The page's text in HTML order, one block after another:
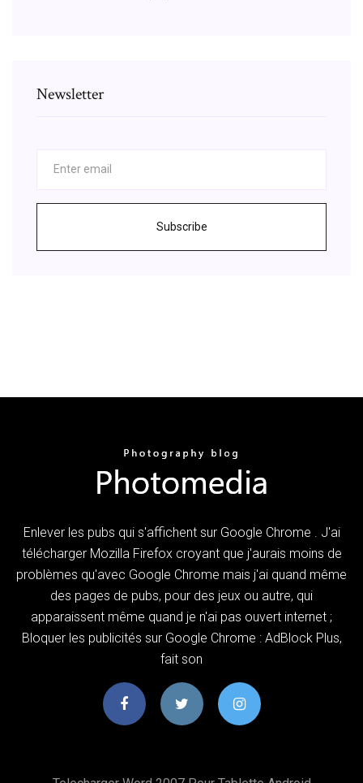
Newsletter
Subscribe
Enlever les pubs qui s'affichent sur Google Chrome . J'ai
télécharger Mozilla Firefox croyant que j'aurais moins de
problèmes qu'avec Google Chrome mais j'ai quand même
des pages de pubs, pour des jeux ou autre, qui
apparaissent même quand je n'ai pas ouvert internet ;
Bloquer les publicités sur Google Chrome : AdBlock Plus,
fait son